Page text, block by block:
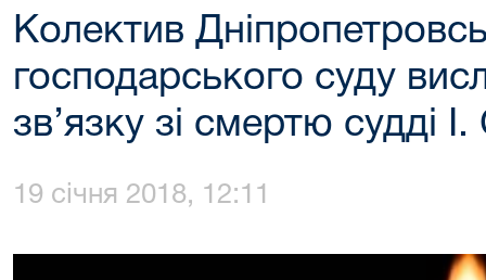
Колектив
господарського суду
зв’язку зі смертю судді
19 січня 2018, 12:11